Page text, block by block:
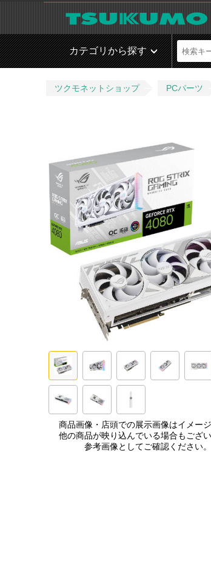
カテゴリから探す
ツクモネットショップ PCパーツ
商品画像・店頭での展示画像はイメージ
他の商品が映り込んでいる場合もござい
参考画像としてご確認ください。